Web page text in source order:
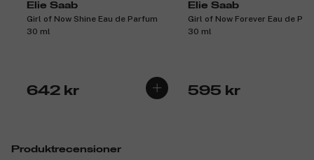
Elie Saab
Girl of Now Shine Eau de Parfum
30 ml
642 kr
Elie Saab
Girl of Now Forever Eau de
30 ml
595 kr
Produktrecensioner